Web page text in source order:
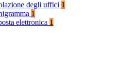
degli uffici 1
1
elettronica 1